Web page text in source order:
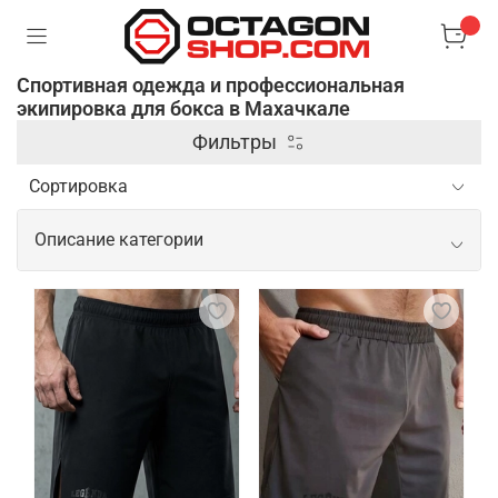
Спортивная одежда и профессиональная
экипировка для бокса в Махачкале
Фильтры
Описание категории
Спортивная одежда и
профессиональная экипировка для
бокса
Профессиональная одежда и экипировка для
бокса предназначены для обеспечения
максимального комфорта, защиты и
эффективности во время тренировок и боев.